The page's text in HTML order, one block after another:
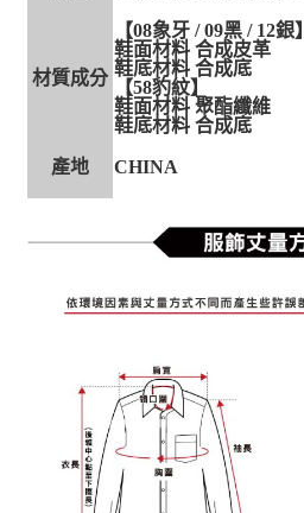
材質成分
【08象牙 / 09黑 / 12銀】
鞋面材料 合成皮革
鞋底材料 合成底
【58豹紋】
鞋面材料 聚酯纖維
鞋底材料 合成底
產地 CHINA